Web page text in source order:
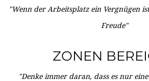
"Wenn der Arbeitsplatz ein Vergnügen
Freude"
ZONEN
"Denke immer daran, dass es nur